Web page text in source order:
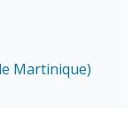
Martinique)